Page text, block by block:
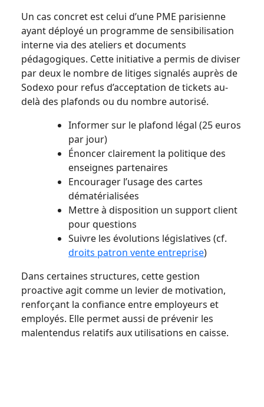
Un cas concret est celui d’une PME parisienne
ayant déployé un programme de sensibilisation
interne via des ateliers et documents
pédagogiques. Cette initiative a permis de diviser
par deux le nombre de litiges signalés auprès de
Sodexo pour refus d’acceptation de tickets au-
delà des plafonds ou du nombre autorisé.
Informer sur le plafond légal (25 euros
par jour)
Énoncer clairement la politique des
enseignes partenaires
Encourager l’usage des cartes
dématérialisées
Mettre à disposition un support client
pour questions
Suivre les évolutions législatives (cf.
droits patron vente entreprise)
Dans certaines structures, cette gestion
proactive agit comme un levier de motivation,
renforçant la confiance entre employeurs et
employés. Elle permet aussi de prévenir les
malentendus relatifs aux utilisations en caisse.